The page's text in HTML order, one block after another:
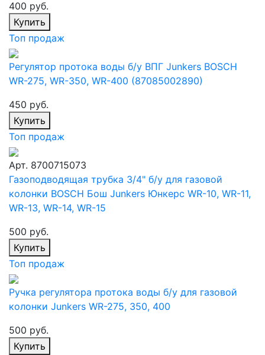
400 руб.
Купить
Топ продаж
Регулятор протока воды б/у ВПГ Junkers BOSСH
WR-275, WR-350, WR-400 (87085002890)
450 руб.
Купить
Топ продаж
Арт. 8700715073
Газоподводящая трубка 3/4" б/у для газовой
колонки BOSCH Бош Junkers Юнкерс WR-10, WR-11,
WR-13, WR-14, WR-15
500 руб.
Купить
Топ продаж
Ручка регулятора протока воды б/у для газовой
колонки Junkers WR-275, 350, 400
500 руб.
Купить